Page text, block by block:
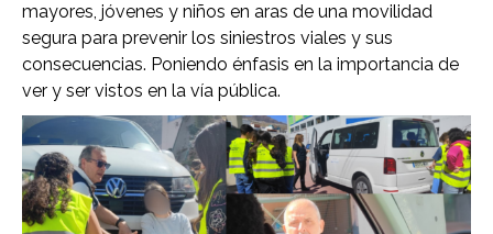
mayores, jóvenes y niños en aras de una movilidad
segura para prevenir los siniestros viales y sus
consecuencias. Poniendo énfasis en la importancia de
ver y ser vistos en la vía pública.